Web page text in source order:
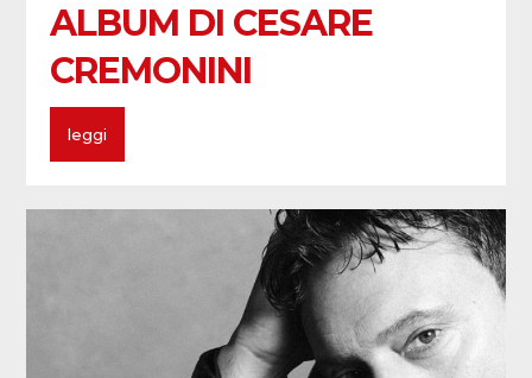
ALBUM DI CESARE
CREMONINI
leggi